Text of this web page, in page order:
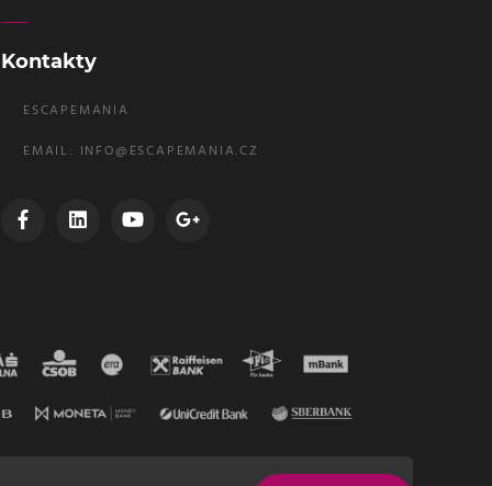
Kontakty
ESCAPEMANIA
EMAIL: INFO@ESCAPEMANIA.CZ